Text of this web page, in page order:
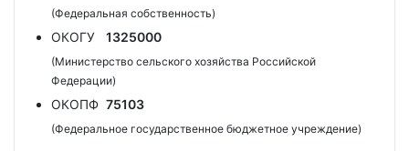
(Федеральная собственность)
ОКОГУ 1325000
(Министерство сельского хозяйства Российской
Федерации)
ОКОПФ 75103
(Федеральное государственное бюджетное учреждение)